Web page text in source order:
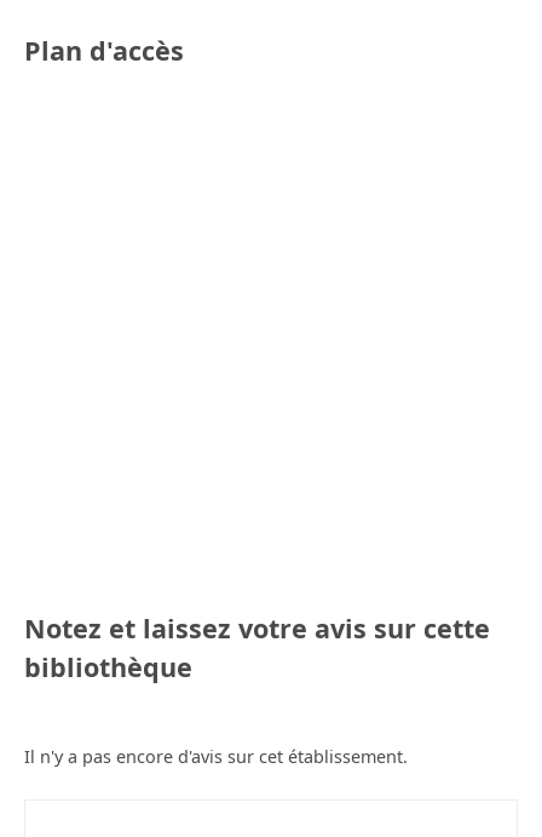
Plan d'accès
Notez et laissez votre avis sur cette
bibliothèque
Il n'y a pas encore d'avis sur cet établissement.